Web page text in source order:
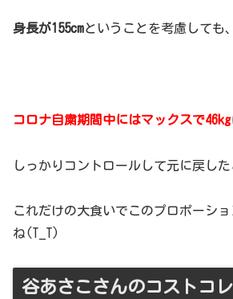
身長が155cmということを考慮しても
コロナ自粛期間中にはマックスで46kg
しっかりコントロールして元に戻した
これだけの大食いでこのプロポーシ
ね(T_T)
谷あさこさんのコストコ